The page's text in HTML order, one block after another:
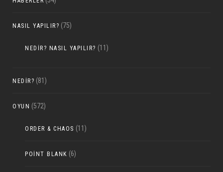
NASIL YAPILIR? (75)
NEDIR? NASIL YAPILIR? (11)
NEDIR? (81)
OYUN (572)
ORDER & CHAOS (11)
POINT BLANK (6)